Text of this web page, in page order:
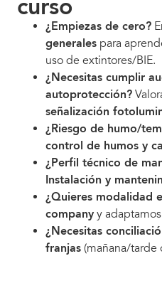
curso
¿Empiezas de cero?
generales para
uso de extintores/BIE.
¿Necesitas cumplir
autoprotección?
señalización
¿Riesgo de humo/
control de humos y
¿Perfil técnico de
Instalación y
¿Quieres modalidad
company y
¿Necesitas
franjas (mañana/tarde